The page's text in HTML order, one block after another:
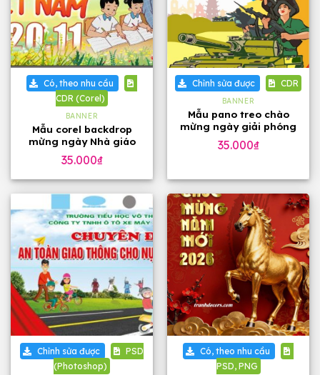
Có, theo nhu cầu
CDR (Corel)
BANNER
Mẫu corel backdrop
mừng ngày Nhà giáo
Việt Nam 20-11
35.000₫
Chỉnh sửa được CDR
BANNER
Mẫu pano treo chào
mừng ngày giải phóng
miền Nam 30-4
35.000₫
Chỉnh sửa được
PSD
(Photoshop)
Có, theo nhu cầu
PSD, PNG